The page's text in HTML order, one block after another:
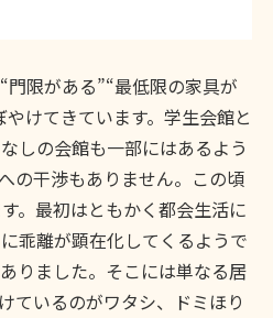
限がある”“最低限の家具が
けてきています。学生会館と
しの会館も一部にはあるよう
の干渉もありません。この頃
。最初はともかく都会生活に
乖離が顕在化してくるようで
りました。そこには単なる居
ているのがワタシ、ドミほり